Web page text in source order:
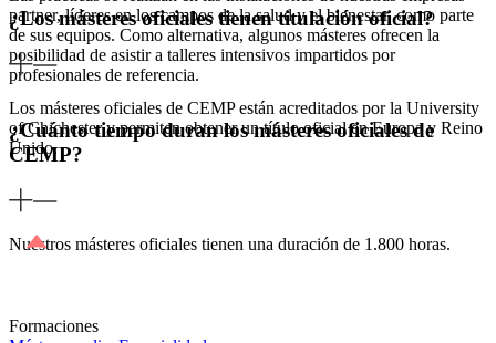
partner, líderes en los campos de la salud y el bienestar, como parte
de sus equipos. Como alternativa, algunos másteres ofrecen la
posibilidad de asistir a talleres intensivos impartidos por
profesionales de referencia.
¿Los másteres oficiales tienen titulación oficial?
Los másteres oficiales de CEMP están acreditados por la University
of Chichester y permiten obtener un título oficial en Europa y Reino
Unido.
¿Cuánto tiempo duran los másteres oficiales de
CEMP?
Nuestros másteres oficiales tienen una duración de 1.800 horas.
Formaciones